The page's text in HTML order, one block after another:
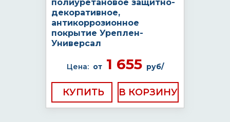
полиуретановое защитно-
декоративное,
антикоррозионное
покрытие Уреплен-
Универсал
Цена: от1 655 руб/
КУПИТЬ